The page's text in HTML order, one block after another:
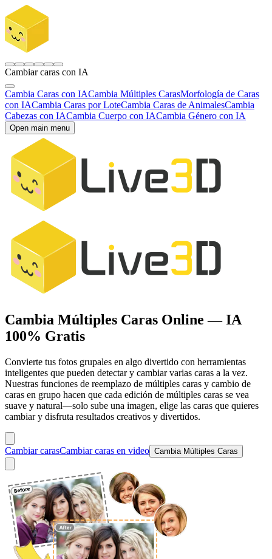
Cambiar caras con IA
Cambia Caras con IACambia Múltiples CarasMorfología de Caras
con IACambia Caras por LoteCambia Caras de AnimalesCambia
Cabezas con IACambia Cuerpo con IACambia Género con IA
Open main menu
Cambia Múltiples Caras Online — IA
100% Gratis
Convierte tus fotos grupales en algo divertido con herramientas
inteligentes que pueden detectar y cambiar varias caras a la vez.
Nuestras funciones de reemplazo de múltiples caras y cambio de
caras en grupo hacen que cada edición de múltiples caras se vea
suave y natural—solo sube una imagen, elige las caras que quieres
cambiar y disfruta resultados creativos y divertidos.
Cambiar carasCambiar caras en video Cambia Múltiples Caras